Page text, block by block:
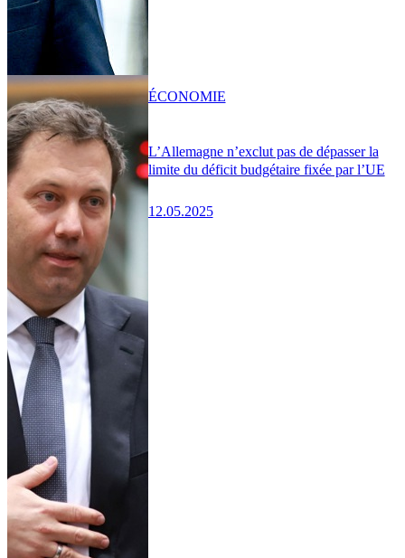
L’Allemagne n’exclut pas de dépasser la
limite du déficit budgétaire fixée par l’UE
12.05.2025
ÉCONOMIE